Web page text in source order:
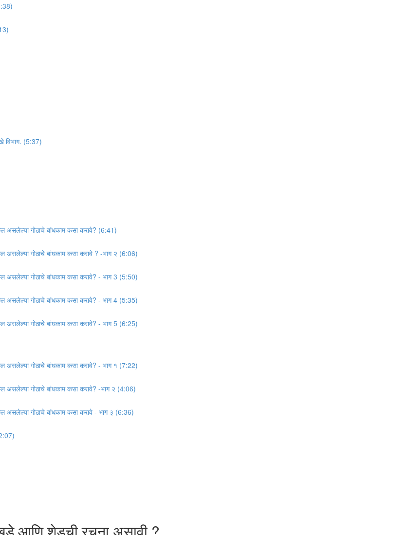
विभाग. (5:37)
असलेल्या गोठाचे बांधकाम कसा करावे? (6:41)
असलेल्या गोठाचे बांधकाम कसा करावे ? -भाग २ (6:06)
असलेल्या गोठाचे बांधकाम कसा करावे? - भाग 3 (5:50)
असलेल्या गोठाचे बांधकाम कसा करावे? - भाग 4 (5:35)
असलेल्या गोठाचे बांधकाम कसा करावे? - भाग 5 (6:25)
असलेल्या गोठाचे बांधकाम कसा करावे? - भाग १ (7:22)
असलेल्या गोठाचे बांधकाम कसा करावे? -भाग २ (4:06)
असलेल्या गोठाचे बांधकाम कसा करावे - भाग ३ (6:36)